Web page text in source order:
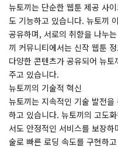
뉴토끼는 단순한 웹툰 제공 사
도 기능하고 있습니다. 뉴토끼
공유하며, 서로의 취향을 나누
끼 커뮤니티에서는 신작 웹툰
다양한 콘텐츠가 공유되어 뉴
주고 있습니다.
뉴토끼의 기술적 혁신
뉴토끼는 지속적인 기술 발전
하고 있습니다. 뉴토끼의 고도
서도 안정적인 서비스를 보장
술로 빠른 로딩 속도를 구현하